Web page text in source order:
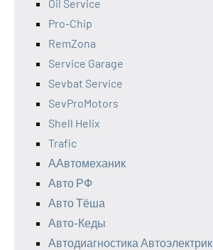
Oil Service
Pro-Chip
RemZona
Service Garage
Sevbat Service
SevProMotors
Shell Helix
Trafic
ААвтомеханик
Авто РФ
Авто Тёша
Авто-Кеды
Автодиагностика Автоэлектрик